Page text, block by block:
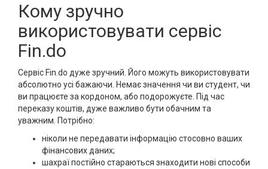
Кому зручно
використовувати сервіс
Fin.do
Сервіс Fin.do дуже зручний. Його можуть використовувати
абсолютно усі бажаючи. Немає значення чи ви студент, чи
ви працюєте за кордоном, або подорожуєте. Під час
переказу коштів, дуже важливо бути обачним та
уважним. Потрібно:
ніколи не передавати інформацію стосовно ваших
фінансових даних;
шахраї постійно стараються знаходити нові способи